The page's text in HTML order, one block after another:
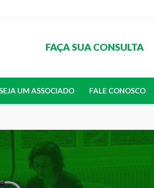
FAÇA SUA CONSULTA
UM ASSOCIADO FALE CONOSCO